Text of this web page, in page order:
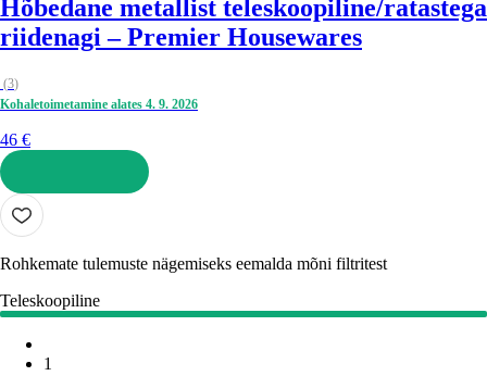
Hõbedane metallist teleskoopiline/ratastega
riidenagi – Premier Housewares
(3)
Kohaletoimetamine alates 4. 9. 2026
46 €
LISA OSTUKORVI
Rohkemate tulemuste nägemiseks eemalda mõni filtritest
Teleskoopiline
1